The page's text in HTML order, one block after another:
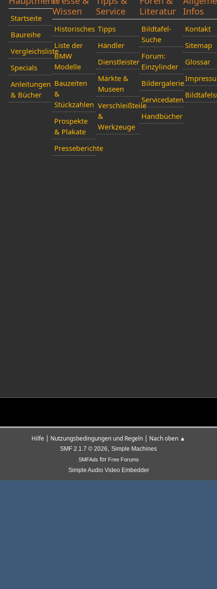
Startseite
Baureihe
Vergleichsliste
Specials
Anleitungen
& Bücher
Wissen
Historisches
Liste der
BMW
Modelle
Bauzeiten
&
Stückzahlen
Prospekte
& Plakate
Presseberichte
Service
Tipps
Händler
Dienstleister
Märkte &
Museen
Verschleißteile
&
Werkzeuge
Literatur
Bildtafel-
Suche
Forum:
Einzylinder
Bildergalerie
Servicedaten
Handbücher
Infos
Kontakt
Sitemap
Glossar
Hilfe | Nutzungsbedingungen und Regeln | Nach oben ▲
SMF 2.1.7 © 2026, Simple Machines
SMFAds for Free Forums
Simple Audio Video Embedder